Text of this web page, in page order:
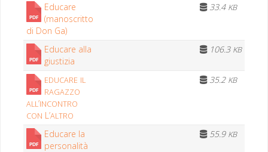
Edu­care
(mano­scrit­to
di Don Ga)
33.4 KB
Edu­care alla
giustizia
106.3 KB
EDUCARE IL
RAGAZZO
ALL’INCONTRO
CON L’ALTRO
35.2 KB
Edu­care la
personalità
55.9 KB